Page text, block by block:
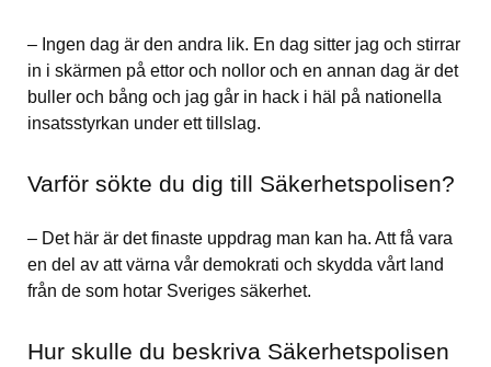
– Ingen dag är den andra lik. En dag sitter jag och stirrar
in i skärmen på ettor och nollor och en annan dag är det
buller och bång och jag går in hack i häl på nationella
insatsstyrkan under ett tillslag.
Varför sökte du dig till Säkerhetspolisen?
– Det här är det finaste uppdrag man kan ha. Att få vara
en del av att värna vår demokrati och skydda vårt land
från de som hotar Sveriges säkerhet.
Hur skulle du beskriva Säkerhetspolisen